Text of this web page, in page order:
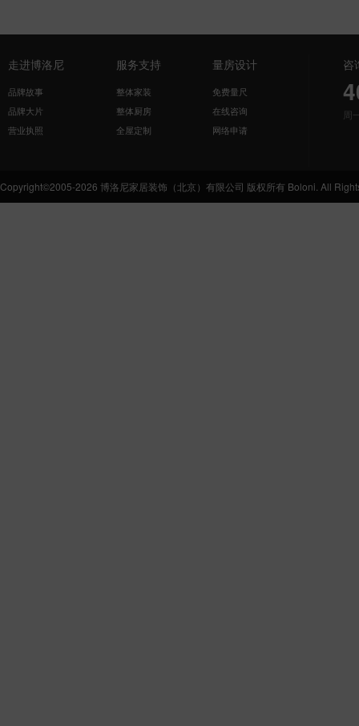
走进博洛尼
品牌故事
品牌大片
营业执照
服务支持
整体家装
整体厨房
全屋定制
量房设计
免费量尺
在线咨询
网络申请
咨
周
Copyright©2005-2026 博洛尼家居装饰（北京）有限公司 版权所有 Boloni. All